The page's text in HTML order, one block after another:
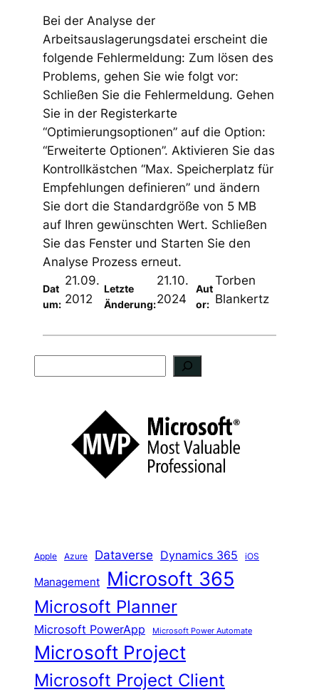
Bei der Analyse der
Arbeitsauslagerungsdatei erscheint die
folgende Fehlermeldung: Zum lösen des
Problems, gehen Sie wie folgt vor:
Schließen Sie die Fehlermeldung. Gehen
Sie in der Registerkarte
“Optimierungsoptionen” auf die Option:
“Erweiterte Optionen”. Aktivieren Sie das
Kontrollkästchen “Max. Speicherplatz für
Empfehlungen definieren” und ändern
Sie dort die Standardgröße von 5 MB
auf Ihren gewünschten Wert. Schließen
Sie das Fenster und Starten Sie den
Analyse Prozess erneut.
Dat
um:
21.09.
2012
Letzte
Änderung:
21.10.
2024
Aut
or:
Torben
Blankertz
Apple Azure Dataverse Dynamics 365 iOS
Management Microsoft 365
Microsoft Planner
Microsoft PowerApp Microsoft Power Automate
Microsoft Project
Microsoft Project Client